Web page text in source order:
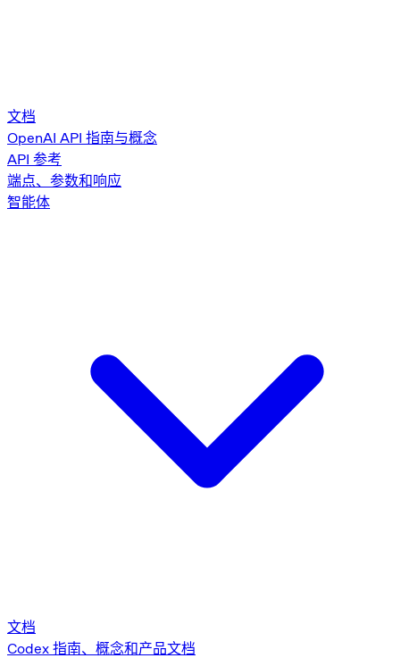
文档
OpenAI API 指南与概念
API 参考
端点、参数和响应
智能体
文档
Codex 指南、概念和产品文档